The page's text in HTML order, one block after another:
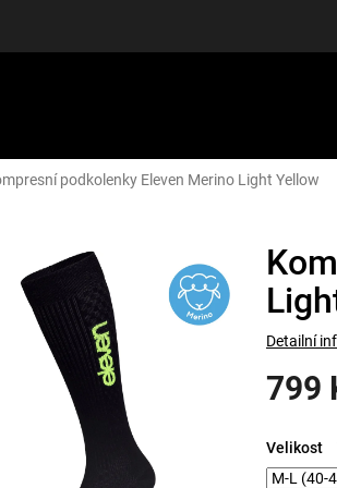
podkolenky Eleven Merino Light Yellow
799
cena:
Velikost
Detailní